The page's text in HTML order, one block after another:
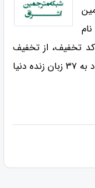
کد تخفیف، از تخفیف
۱۵ درصدی برای ترجمه مقالات و کتب خود به ۳۷ زبان زنده دنیا